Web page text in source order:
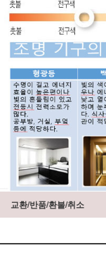
교환/반품/환불/취소